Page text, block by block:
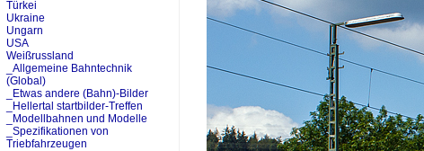
Türkei
Ukraine
Ungarn
USA
Weißrussland
_Allgemeine Bahntechnik
(Global)
_Etwas andere (Bahn)-Bilder
_Hellertal startbilder-Treffen
_Modellbahnen und Modelle
_Spezifikationen von
Triebfahrzeugen